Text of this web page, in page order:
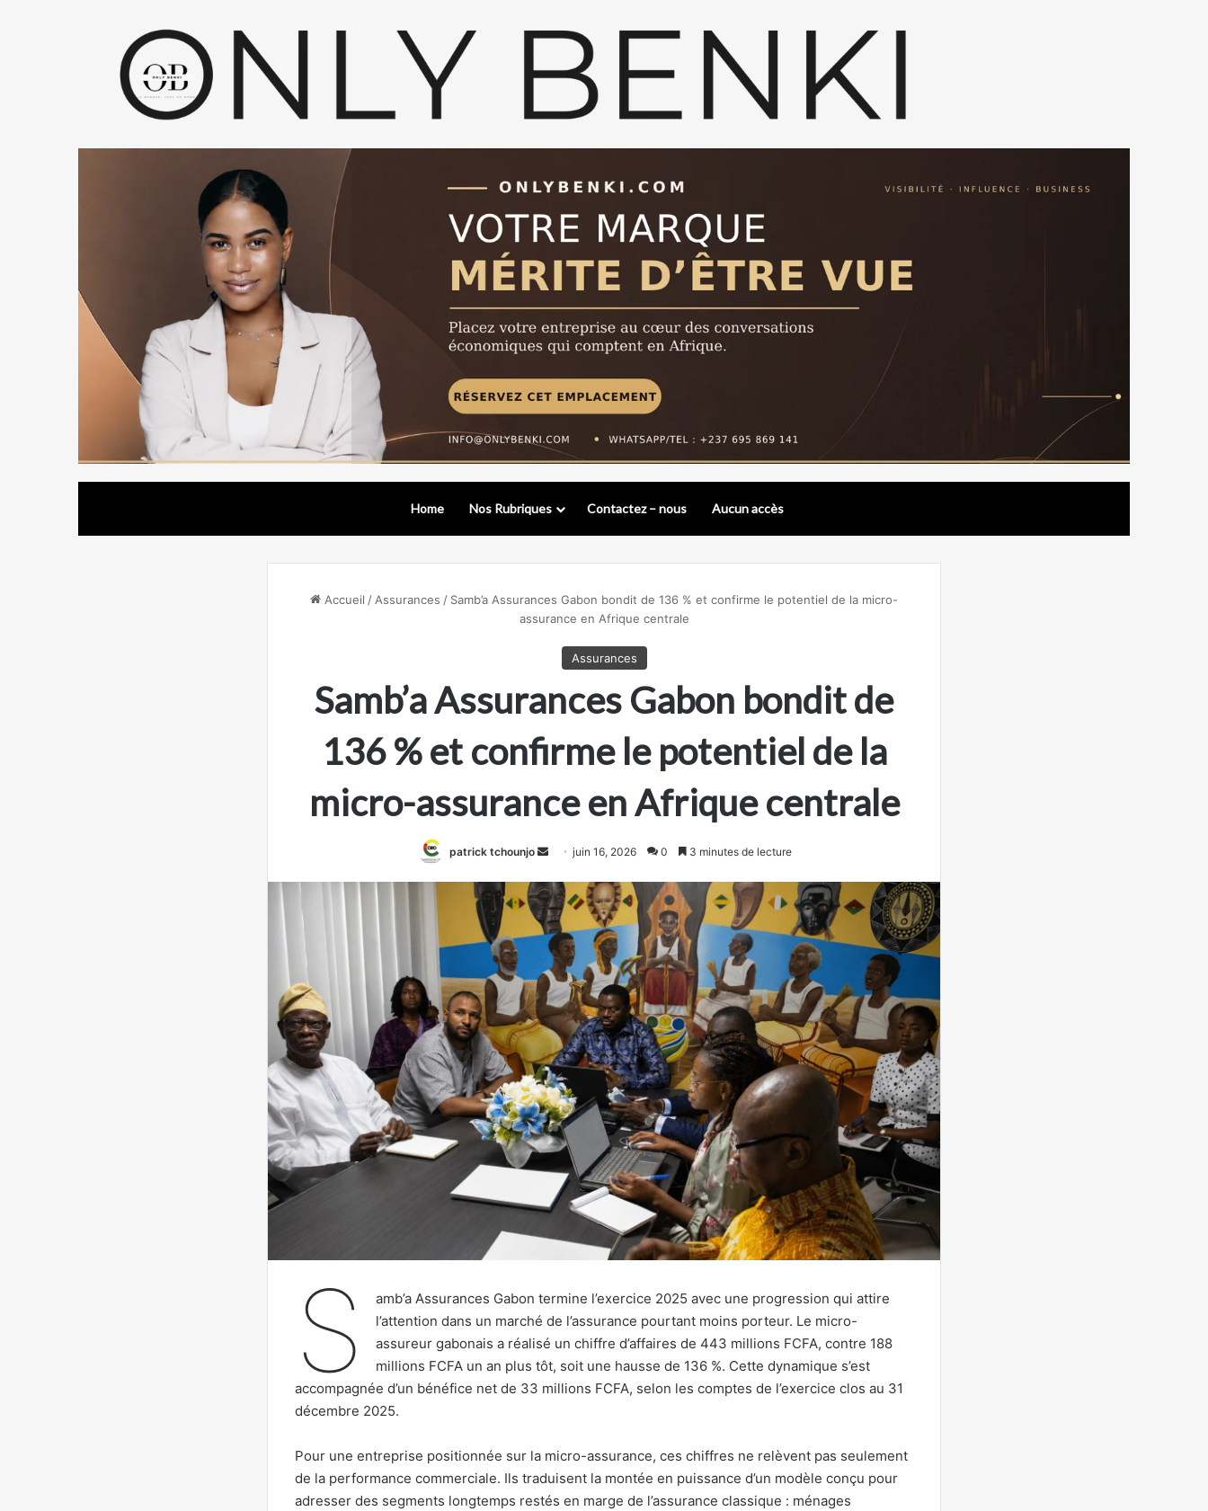
Home Nos Rubriques Contactez – nous Aucun accès
Accueil / Assurances / Samb’a Assurances Gabon bondit de 136 % et confirme le potentiel de la micro-
assurance en Afrique centrale
Assurances
Samb’a Assurances Gabon bondit de
136 % et confirme le potentiel de la
micro-assurance en Afrique centrale
patrick tchounjo
Envoyer
courriel
juin 16, 2026 0 3 minutes de lecture
S
amb’a Assurances Gabon termine l’exercice 2025 avec une progression qui attire
l’attention dans un marché de l’assurance pourtant moins porteur. Le micro-
assureur gabonais a réalisé un chiffre d’affaires de 443 millions FCFA, contre 188
millions FCFA un an plus tôt, soit une hausse de 136 %. Cette dynamique s’est
accompagnée d’un bénéfice net de 33 millions FCFA, selon les comptes de l’exercice clos au 31
décembre 2025.
Pour une entreprise positionnée sur la micro-assurance, ces chiffres ne relèvent pas seulement
de la performance commerciale. Ils traduisent la montée en puissance d’un modèle conçu pour
adresser des segments longtemps restés en marge de l’assurance classique : ménages